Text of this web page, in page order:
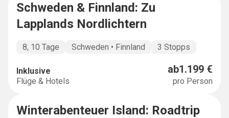
MULTICOUNTRY
Schweden & Finnland: Zu
Lapplands Nordlichtern
8, 10 Tage Schweden • Finnland 3 Stopps
Inklusive
Flüge & Hotels
ab1.199 €
pro Person
BUCKETLIST
Winterabenteuer Island: Roadtrip